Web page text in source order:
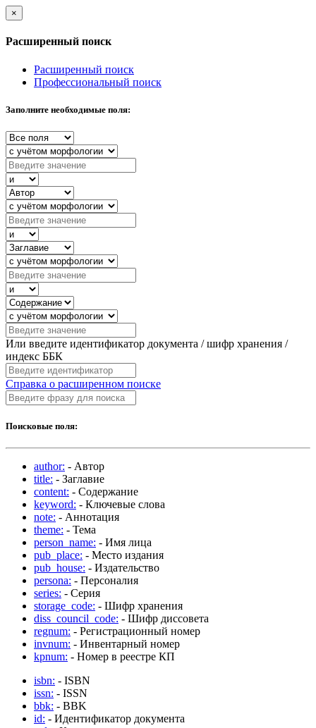
×
Расширенный поиск
Расширенный поиск
Профессиональный поиск
Заполните необходимые поля:
Или введите идентификатор документа / шифр хранения /
индекс ББК
Справка о расширенном поиске
Поисковые поля:
author: - Автор
title: - Заглавие
content: - Содержание
keyword: - Ключевые слова
note: - Аннотация
theme: - Тема
person_name: - Имя лица
pub_place: - Место издания
pub_house: - Издательство
persona: - Персоналия
series: - Серия
storage_code: - Шифр хранения
diss_council_code: - Шифр диссовета
regnum: - Регистрационный номер
invnum: - Инвентарный номер
kpnum: - Номер в реестре КП
isbn: - ISBN
issn: - ISSN
bbk: - BBK
id: - Идентификатор документа